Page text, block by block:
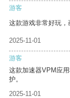
游客
这款游戏非常好玩，
2025-11-01
游客
这款加速器VPM应
护。
2025-11-01